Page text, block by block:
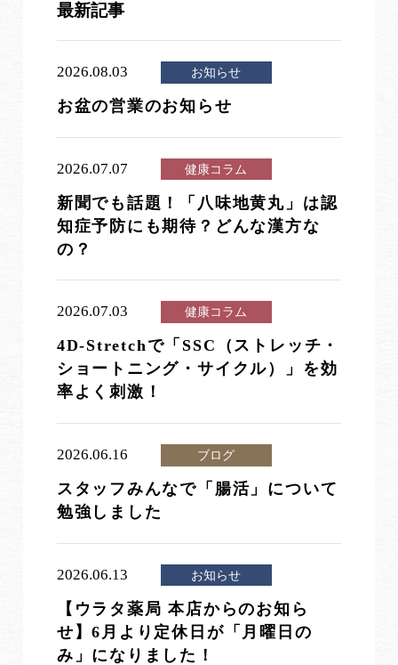
最新記事
2026.08.03 お知らせ
お盆の営業のお知らせ
2026.07.07 健康コラム
新聞でも話題！「八味地黄丸」は認
知症予防にも期待？どんな漢方な
の？
2026.07.03 健康コラム
4D-Stretchで「SSC（ストレッチ・
ショートニング・サイクル）」を効
率よく刺激！
2026.06.16 ブログ
スタッフみんなで「腸活」について
勉強しました
2026.06.13 お知らせ
【ウラタ薬局 本店からのお知ら
せ】6月より定休日が「月曜日の
み」になりました！